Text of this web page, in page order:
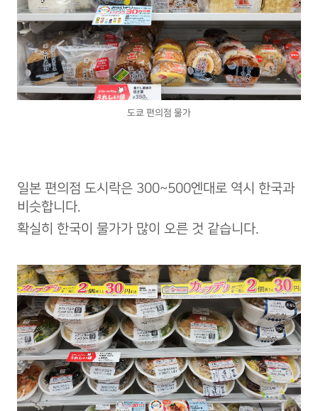
도쿄 편의점 물가
일본 편의점 도시락은 300~500엔대로 역시 한국과
비슷합니다.
확실히 한국이 물가가 많이 오른 것 같습니다.